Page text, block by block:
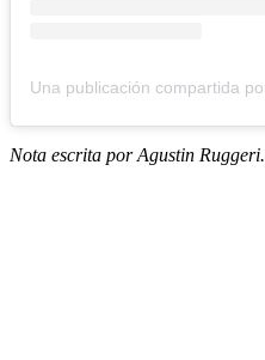
Nota escrita por Agustin Ruggeri.